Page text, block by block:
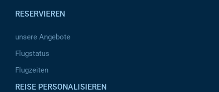
RESERVIEREN
unsere Angebote
Flugstatus
Flugzeiten
REISE PERSONALISIEREN